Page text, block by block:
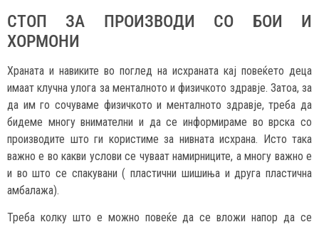
СТОП ЗА ПРОИЗВОДИ СО БОИ И
ХОРМОНИ
Храната и навиките во поглед на исхраната кај повеќето деца
имаат клучна улога за менталното и физичкото здравје. Затоа, за
да им го сочуваме физичкото и менталното здравје, треба да
бидеме многу внимателни и да се информираме во врска со
производите што ги користиме за нивната исхрана. Исто така
важно е во какви услови се чуваат намирниците, а многу важно е
и во што се спакувани ( пластични шишиња и друга пластична
амбалажа).
Треба колку што е можно повеќе да се вложи напор да се